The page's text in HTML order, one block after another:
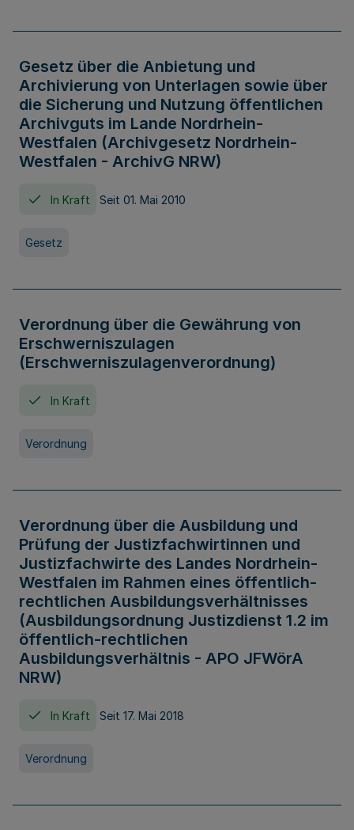
Gesetz über die Anbietung und
Archivierung von Unterlagen sowie über
die Sicherung und Nutzung öffentlichen
Archivguts im Lande Nordrhein-
Westfalen (Archivgesetz Nordrhein-
Westfalen - ArchivG NRW)
In Kraft Seit 01. Mai 2010
Gesetz
Verordnung über die Gewährung von
Erschwerniszulagen
(Erschwerniszulagenverordnung)
In Kraft
Verordnung
Verordnung über die Ausbildung und
Prüfung der Justizfachwirtinnen und
Justizfachwirte des Landes Nordrhein-
Westfalen im Rahmen eines öffentlich-
rechtlichen Ausbildungsverhältnisses
(Ausbildungsordnung Justizdienst 1.2 im
öffentlich-rechtlichen
Ausbildungsverhältnis - APO JFWörA
NRW)
In Kraft Seit 17. Mai 2018
Verordnung